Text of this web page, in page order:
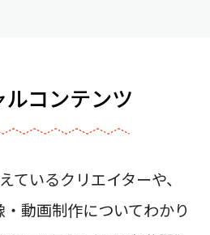
ルコンテンツ
ているクリエイターや、
動画制作についてわかり